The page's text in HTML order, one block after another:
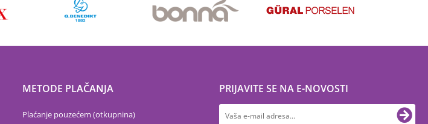
METODE PLAČANJA
Plaćanje pouzećem (otkupnina)
PRIJAVITE SE NA E-NOVOSTI